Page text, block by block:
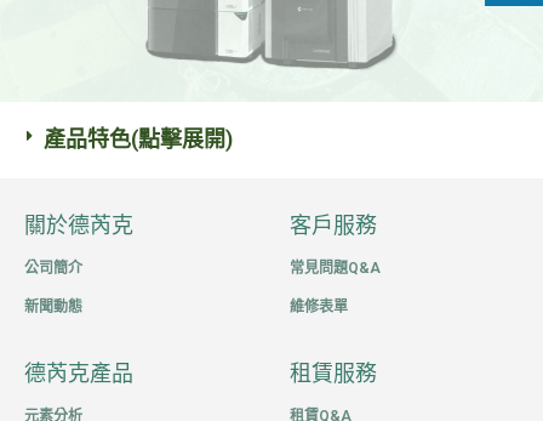
產品特色(點擊展開)
關於德芮克
公司簡介
新聞動態
客戶服務
常見問題Q&A
維修表單
德芮克產品
元素分析
租賃服務
租賃Q&A